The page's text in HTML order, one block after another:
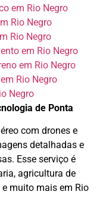
em Rio Negro
Rio Negro
Rio Negro
em Rio Negro
em Rio Negro
Rio Negro
Negro
de Ponta
com drones e
detalhadas e
Esse serviço é
agricultura de
muito mais em Rio